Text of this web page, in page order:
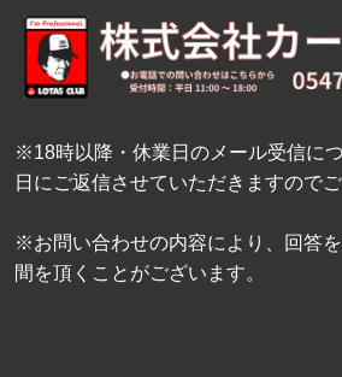
※18時以降・休業日のメール受信に
日にご返信させていただきますのでご
※お問い合わせの内容により、回答
間を頂くことがございます。